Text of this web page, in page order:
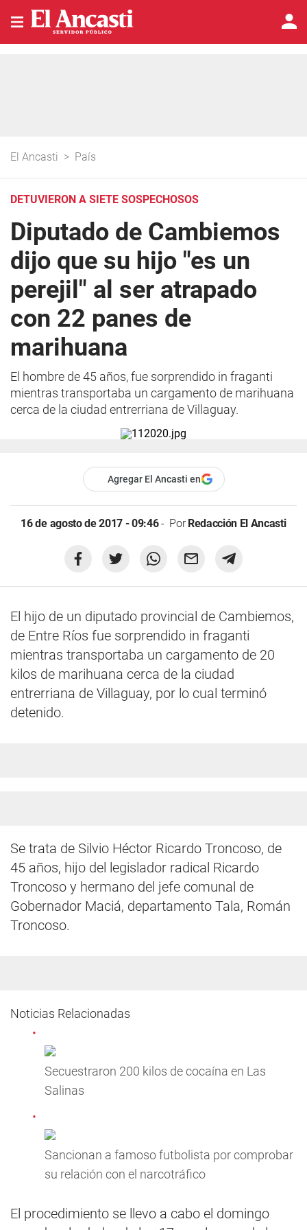
El Ancasti > País
DETUVIERON A SIETE SOSPECHOSOS
Diputado de Cambiemos
dijo que su hijo "es un
perejil" al ser atrapado
con 22 panes de
marihuana
El hombre de 45 años, fue sorprendido in fraganti
mientras transportaba un cargamento de marihuana
cerca de la ciudad entrerriana de Villaguay.
Agregar El Ancasti en
16 de agosto de 2017 - 09:46 PorRedacción El Ancasti
El hijo de un diputado provincial de Cambiemos,
de Entre Ríos fue sorprendido in fraganti
mientras transportaba un cargamento de 20
kilos de marihuana cerca de la ciudad
entrerriana de Villaguay, por lo cual terminó
detenido.
Se trata de Silvio Héctor Ricardo Troncoso, de
45 años, hijo del legislador radical Ricardo
Troncoso y hermano del jefe comunal de
Gobernador Maciá, departamento Tala, Román
Troncoso.
Noticias Relacionadas
Secuestraron 200 kilos de cocaína en Las
Salinas
Sancionan a famoso futbolista por comprobar
su relación con el narcotráfico
El procedimiento se llevo a cabo el domingo